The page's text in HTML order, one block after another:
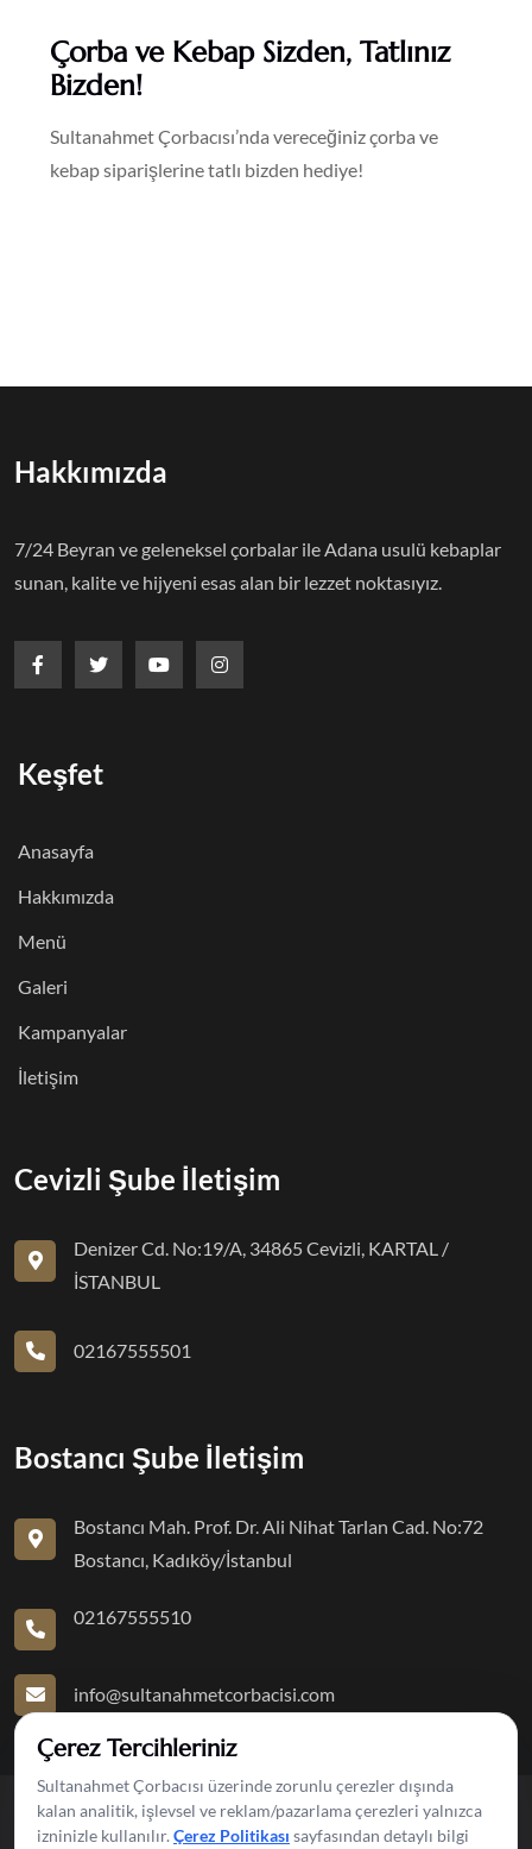
Çorba ve Kebap Sizden, Tatlınız
Bizden!
Sultanahmet Çorbacısı’nda vereceğiniz çorba ve
kebap siparişlerine tatlı bizden hediye!
Hakkımızda
7/24 Beyran ve geleneksel çorbalar ile Adana usulü kebaplar
sunan, kalite ve hijyeni esas alan bir lezzet noktasıyız.
Keşfet
Anasayfa
Hakkımızda
Menü
Galeri
Kampanyalar
İletişim
Cevizli Şube İletişim
Denizer Cd. No:19/A, 34865 Cevizli, KARTAL /
İSTANBUL
02167555501
Bostancı Şube İletişim
Bostancı Mah. Prof. Dr. Ali Nihat Tarlan Cad. No:72
Bostancı, Kadıköy/İstanbul
02167555510
info@sultanahmetcorbacisi.com
Çerez Tercihleriniz
Sultanahmet Çorbacısı üzerinde zorunlu çerezler dışında
kalan analitik, işlevsel ve reklam/pazarlama çerezleri yalnızca
izninizle kullanılır. Çerez Politikası sayfasından detaylı bilgi